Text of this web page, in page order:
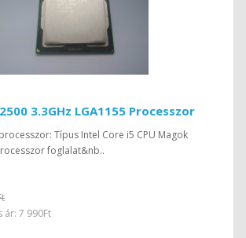
3.3GHz LGA1155 Processzor
Típus Intel Core i5 CPU Magok
foglalat&nb..
ár: 7 990Ft